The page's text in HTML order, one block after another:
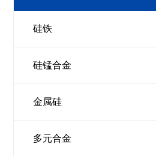
硅铁
硅锰合金
金属硅
多元合金